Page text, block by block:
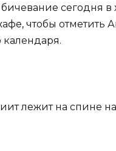
сегодня
чтобы отметить
лежит на спине